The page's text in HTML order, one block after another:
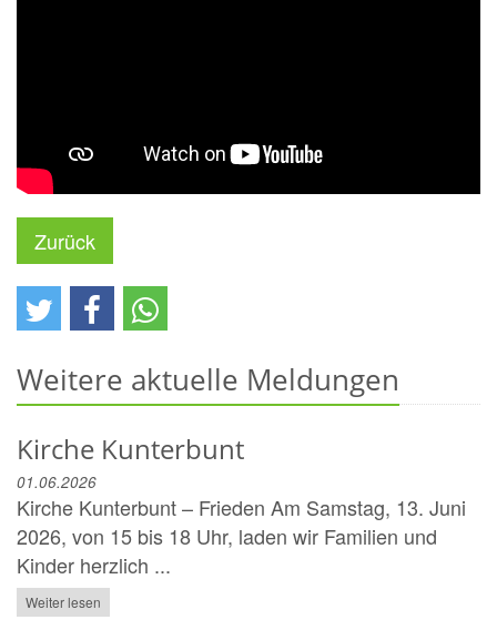
Zurück
Weitere aktuelle Meldungen
Kirche Kunterbunt
01.06.2026
Kirche Kunterbunt – Frieden Am Samstag, 13. Juni
2026, von 15 bis 18 Uhr, laden wir Familien und
Kinder herzlich ...
Weiter lesen